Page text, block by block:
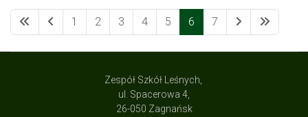
1 2 3 4 5 6 7
Zespół Szkół Leśnych,
ul. Spacerowa 4,
26-050 Zagnańsk